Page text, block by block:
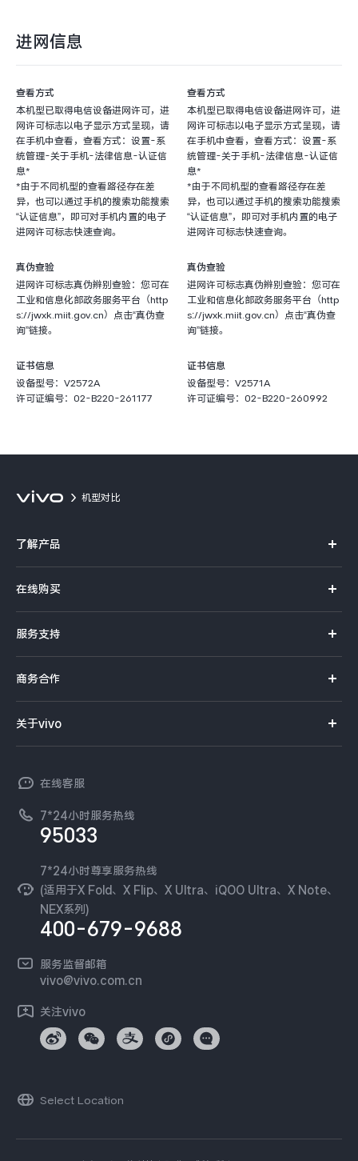
进网信息
查看方式
本机型已取得电信设备进网许可，进
网许可标志以电子显示方式呈现，请
在手机中查看，查看方式：设置-系
统管理-关于手机-法律信息-认证信
息*
*由于不同机型的查看路径存在差
异，也可以通过手机的搜索功能搜索
“认证信息”，即可对手机内置的电子
进网许可标志快速查询。
查看方式
本机型已取得电信设备进网许可，进
网许可标志以电子显示方式呈现，请
在手机中查看，查看方式：设置-系
统管理-关于手机-法律信息-认证信
息*
*由于不同机型的查看路径存在差
异，也可以通过手机的搜索功能搜索
“认证信息”，即可对手机内置的电子
进网许可标志快速查询。
真伪查验
进网许可标志真伪辨别查验：您可在
工业和信息化部政务服务平台（http
s://jwxk.miit.gov.cn）点击“真伪查
询”链接。
真伪查验
进网许可标志真伪辨别查验：您可在
工业和信息化部政务服务平台（http
s://jwxk.miit.gov.cn）点击“真伪查
询”链接。
证书信息
设备型号：V2572A
许可证编号：02-B220-261177
证书信息
设备型号：V2571A
许可证编号：02-B220-260992
机型对比
了解产品
S系列
Y系列
iQOO手机
T系列
NEX系列
在线购买
选购手机
选购配件
订单查询
服务支持
服务网点
查找手机
环保回收
安全公告
服务隐私政策
Log还原LUTs下载
vivo 办公套件
商务合作
开放平台
vivo 企业业务
廉正合规
国补营业执照
无线电发射设备销售备案
关于vivo
工作机会
新闻资讯
可持续发展
vivo 蔡司影像
开发者社区
在线客服
7*24小时服务热线
95033
7*24小时尊享服务热线
(适用于X Fold、X Flip、X Ultra、iQOO Ultra、X Note、
NEX系列)
400-679-9688
服务监督邮箱
vivo@vivo.com.cn
关注vivo
Select Location